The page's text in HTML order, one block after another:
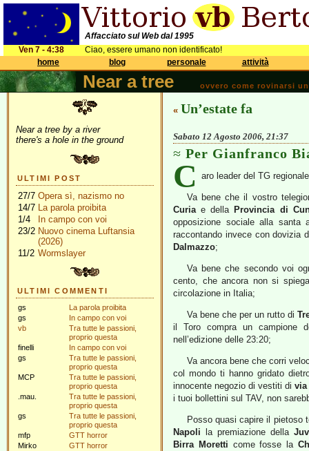
Affacciato sul Web dal 1995
Ven 7 - 4:38
Ciao, essere umano non identificato!
home
blog personale attività
Near a tree ovvero come rovinarsi
Near a tree by a river
there's a hole in the ground
ULTIMI POST
27/7 Opera sì, nazismo no
14/7 La parola proibita
1/4
In campo con voi
23/2 Nuovo cinema Luftansia
(2026)
11/2 Wormslayer
ULTIMI COMMENTI
gs
La parola proibita
gs
In campo con voi
vb
Tra tutte le passioni,
proprio questa
finelli
In campo con voi
gs
Tra tutte le passioni,
proprio questa
MCP
Tra tutte le passioni,
proprio questa
.mau.
Tra tutte le passioni,
proprio questa
gs
Tra tutte le passioni,
proprio questa
mfp
GTT horror
Mirko
GTT horror
« Un’estate fa
Sabato 12 Agosto 2006, 21:37
Per Gianfranco
C aro leader del TG
Va bene che il vostro
Curiae della Provincia di
opposizione sociale alla santa
raccontando invece con dovizia
Dalmazzo;
Va bene che secondo voi
cento, che ancora non si
circolazione in Italia;
Va bene che per un rutto di
il Toro compra un campione
nell’edizione delle 23:20;
Va ancora bene che corri
col mondo ti hanno gridato
innocente negozio di vestiti di via
i tuoi bollettini sul TAV, non
Posso quasi capire il pietoso
Napoli la premiazione della
Birra Moretti come fosse la